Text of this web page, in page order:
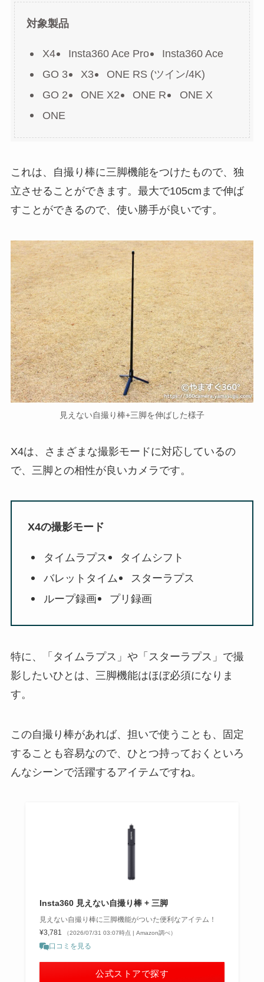
対象製品
X4 Insta360 Ace Pro
Insta360 Ace
GO 3
X3
ONE RS (ツイン/4K)
GO 2
ONE X2 ONE R
ONE X
ONE
これは、自撮り棒に三脚機能をつけたもので、独
立させることができます。最大で105cmまで伸ば
すことができるので、使い勝手が良いです。
見えない自撮り棒+三脚を伸ばした様子
X4は、さまざまな撮影モードに対応しているの
で、三脚との相性が良いカメラです。
X4の撮影モード
タイムラプス
タイムシフト
バレットタイム
スターラプス
ループ録画
プリ録画
特に、「タイムラプス」や「スターラプス」で撮
影したいひとは、三脚機能はほぼ必須になりま
す。
この自撮り棒があれば、担いで使うことも、固定
することも容易なので、ひとつ持っておくといろ
んなシーンで活躍するアイテムですね。
Insta360 見えない自撮り棒 + 三脚
見えない自撮り棒に三脚機能がついた便利なアイテム！
¥3,781
（2026/07/31 03:07時点 | Amazon調べ）
口コミを見る
公式ストアで探す